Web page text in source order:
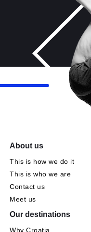
About us
This is how we do it
This is who we are
Contact us
Meet us
Our destinations
Why Croatia